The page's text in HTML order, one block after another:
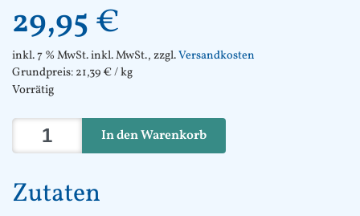
29,95€
inkl. 7 % MwSt.inkl. MwSt., zzgl.Versandkosten
Grundpreis: 21,39€/kg
Vorrätig
Norderneyer Seeluftschinken 1,4kg Menge
In den Warenkorb
Zutaten